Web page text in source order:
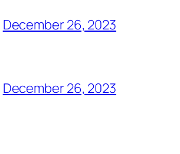
December 26, 2023
December 26, 2023